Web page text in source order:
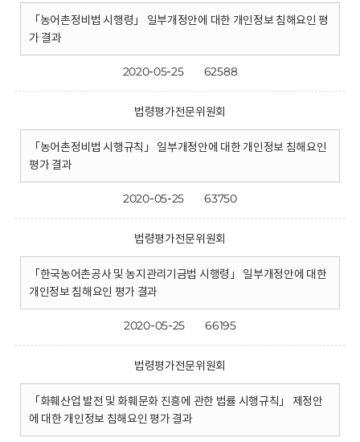
「농어촌정비법 시행령」 일부개정안에 대한 개인정보 침해요인 평
가 결과
2020-05-25 62588
법령평가전문위원회
「농어촌정비법 시행규칙」 일부개정안에 대한 개인정보 침해요인
평가 결과
2020-05-25 63750
법령평가전문위원회
「한국농어촌공사 및 농지관리기금법 시행령」 일부개정안에 대한
개인정보 침해요인 평가 결과
2020-05-25 66195
법령평가전문위원회
「화훼산업 발전 및 화훼문화 진흥에 관한 법률 시행규칙」 제정안
에 대한 개인정보 침해요인 평가 결과